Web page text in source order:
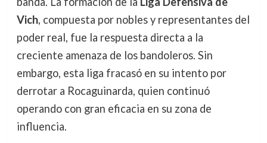
Vich, compuesta por nobles y representantes del
poder real, fue la respuesta directa a la
creciente amenaza de los bandoleros. Sin
embargo, esta liga fracasó en su intento por
derrotar a Rocaguinarda, quien continuó
operando con gran eficacia en su zona de
influencia.